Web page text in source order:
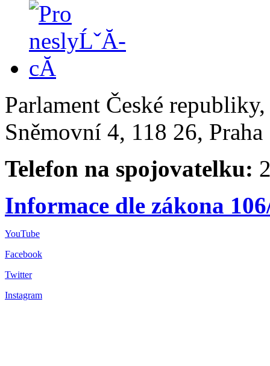
Parlament České
Sněmovní 4, 118 26,
Telefon na spojovatelku:
Informace dle zákona
YouTube
Facebook
Twitter
Instagram